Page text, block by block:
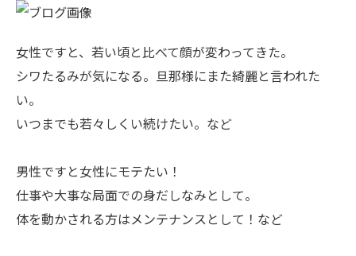
女性ですと、若い頃と比べて顔が変わってきた。
シワたるみが気になる。旦那様にまた綺麗と言われた
い。
いつまでも若々しくい続けたい。など
男性ですと女性にモテたい！
仕事や大事な局面での身だしなみとして。
体を動かされる方はメンテナンスとして！など